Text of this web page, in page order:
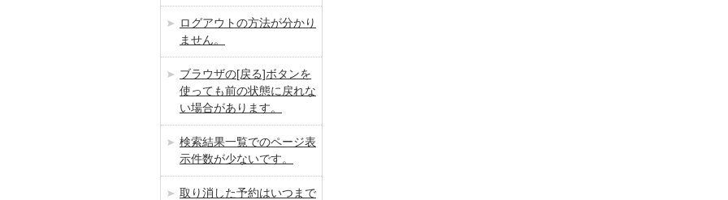
ログアウトの方法が分かり
ません。
ブラウザの[戻る]ボタンを
使っても前の状態に戻れな
い場合があります。
検索結果一覧でのページ表
示件数が少ないです。
取り消した予約はいつまで